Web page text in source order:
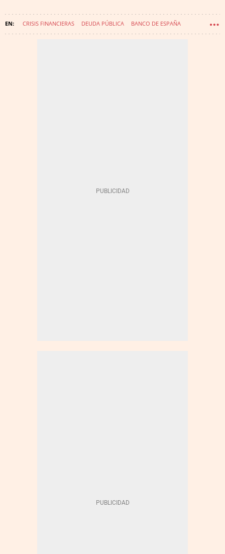
CRISIS FINANCIERAS DEUDA PÚBLICA BANCO DE ESPAÑA